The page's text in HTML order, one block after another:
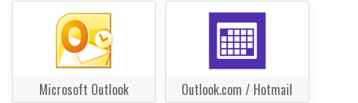
Microsoft Outlook Outlook.com / Hotmail